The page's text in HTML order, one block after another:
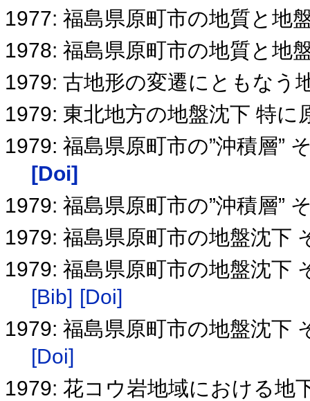
1977: 福島県原町市の地質と地
1978: 福島県原町市の地質と地
1979: 古地形の変遷にともなう
1979: 東北地方の地盤沈下 特
1979: 福島県原町市の”沖積層”
[Doi]
1979: 福島県原町市の”沖積層”
1979: 福島県原町市の地盤沈下
1979: 福島県原町市の地盤沈下
[Bib] [Doi]
1979: 福島県原町市の地盤沈下
[Doi]
1979: 花コウ岩地域における地